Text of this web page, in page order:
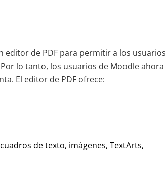
editor de PDF para permitir a los usuarios
lo tanto, los usuarios de Moodle ahora
El editor de PDF ofrece:
de texto, imágenes, TextArts,